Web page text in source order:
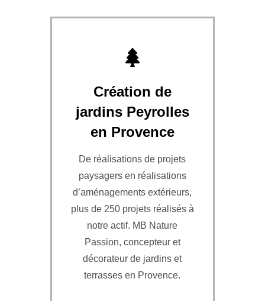
Création de
jardins Peyrolles
en Provence
De réalisations de projets
paysagers en réalisations
d’aménagements extérieurs,
plus de 250 projets réalisés à
notre actif. MB Nature
Passion, concepteur et
décorateur de jardins et
terrasses en Provence.